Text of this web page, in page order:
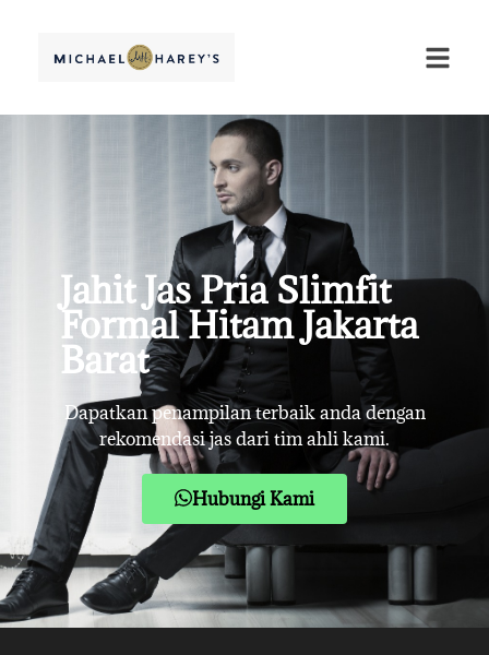
Jahit Jas Pria Slimfit
Formal Hitam Jakarta
Barat
Dapatkan penampilan terbaik anda dengan
rekomendasi jas dari tim ahli kami.
Hubungi Kami